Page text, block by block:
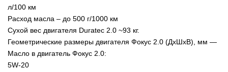
л/100 км
Расход масла – до 500 г/1000 км
Сухой вес двигателя Duratec 2.0 ~93 кг.
Геометрические размеры двигателя Фокус 2.0 (ДхШхВ), мм —
Масло в двигатель Фокус 2.0:
5W-20